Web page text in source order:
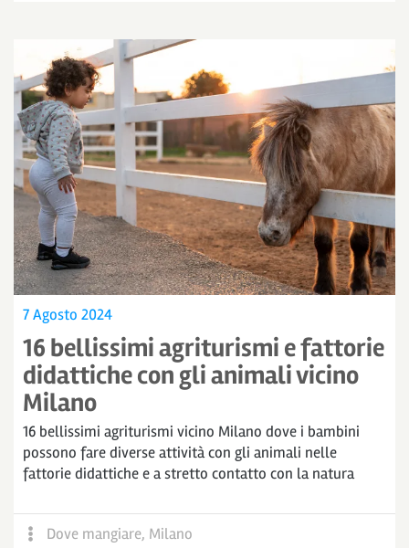
7 Agosto 2024
16 bellissimi agriturismi e fattorie
didattiche con gli animali vicino
Milano
16 bellissimi agriturismi vicino Milano dove i bambini
possono fare diverse attività con gli animali nelle
fattorie didattiche e a stretto contatto con la natura
Dove mangiare, Milano